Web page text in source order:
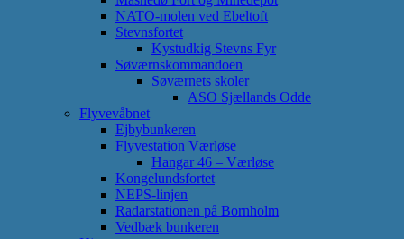
NATO-molen ved Ebeltoft
Stevnsfortet
Kystudkig Stevns Fyr
Søværnskommandoen
Søværnets skoler
ASO Sjællands Odde
Flyvevåbnet
Ejbybunkeren
Flyvestation Værløse
Hangar 46 – Værløse
Kongelundsfortet
NEPS-linjen
Radarstationen på Bornholm
Vedbæk bunkeren